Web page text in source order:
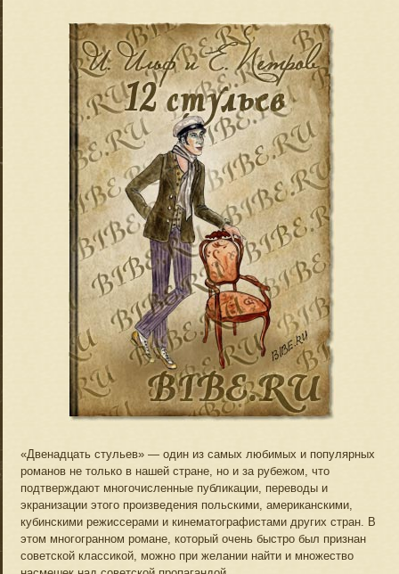
«Двенадцать стульев» — один из самых любимых и популярных
романов не только в нашей стране, но и за рубежом, что
подтверждают многочисленные публикации, переводы и
экранизации этого произведения польскими, американскими,
кубинскими режиссерами и кинематографистами других стран. В
этом многогранном романе, который очень быстро был признан
советской классикой, можно при желании найти и множество